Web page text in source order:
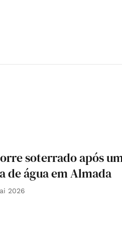
soterrado após
de água em Almada
2026